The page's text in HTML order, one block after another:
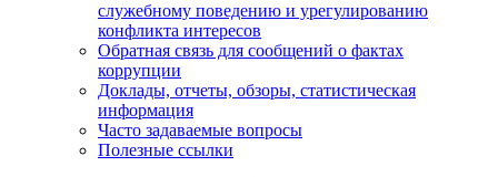
служебному поведению и урегулированию
конфликта интересов
Обратная связь для сообщений о фактах
коррупции
Доклады, отчеты, обзоры, статистическая
информация
Часто задаваемые вопросы
Полезные ссылки